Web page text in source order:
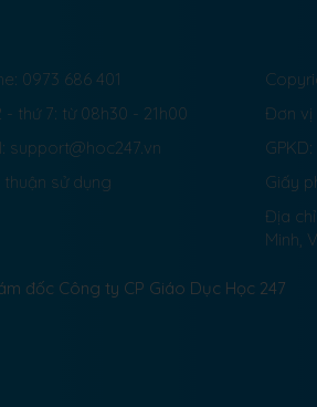
0973 686 401
- thứ 7: từ 08h30 - 21h00
support@hoc247.vn
thuận sử dụng
Đơn vị
Giấy
Địa
Minh,
đốc Công ty CP Giáo Dục Học 247